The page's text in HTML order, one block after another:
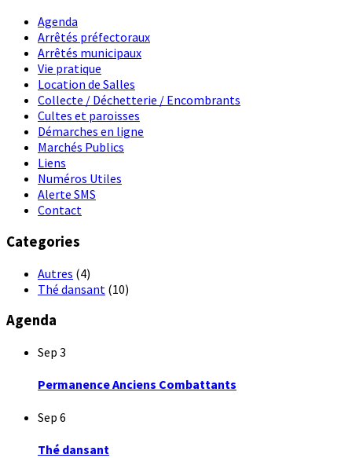
Agenda
Arrêtés préfectoraux
Arrêtés municipaux
Vie pratique
Location de Salles
Collecte / Déchetterie / Encombrants
Cultes et paroisses
Démarches en ligne
Marchés Publics
Liens
Numéros Utiles
Alerte SMS
Contact
Categories
Autres (4)
Thé dansant (10)
Agenda
Sep 3
Permanence Anciens Combattants
Sep 6
Thé dansant